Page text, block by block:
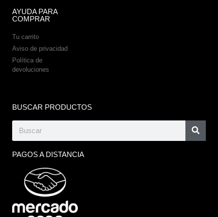
AYUDA PARA
COMPRAR
Tu carrito
Aviso de privacidad
Política de
devoluciones
BUSCAR PRODUCTOS
PAGOS A DISTANCIA